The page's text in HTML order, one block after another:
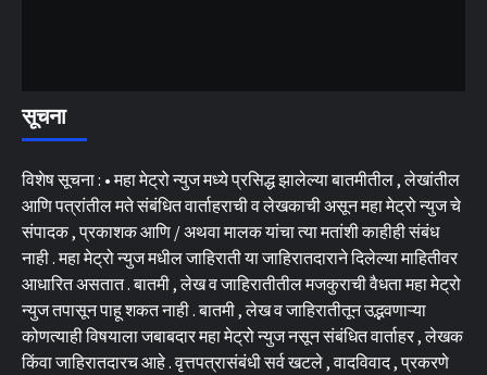
सूचना
विशेष सूचना : • महा मेट्रो न्युज मध्ये प्रसिद्ध झालेल्या बातमीतील , लेखांतील
आणि पत्रांतील मते संबंधित वार्ताहराची व लेखकाची असून महा मेट्रो न्युज चे
संपादक , प्रकाशक आणि / अथवा मालक यांचा त्या मतांशी काहीही संबंध
नाही . महा मेट्रो न्युज मधील जाहिराती या जाहिरातदाराने दिलेल्या माहितीवर
आधारित असतात . बातमी , लेख व जाहिरातीतील मजकुराची वैधता महा मेट्रो
न्युज तपासून पाहू शकत नाही . बातमी , लेख व जाहिरातीतून उद्भवणाऱ्या
कोणत्याही विषयाला जबाबदार महा मेट्रो न्युज नसून संबंधित वार्ताहर , लेखक
किंवा जाहिरातदारच आहे . वृत्तपत्रासंबंधी सर्व खटले , वादविवाद , प्रकरणे